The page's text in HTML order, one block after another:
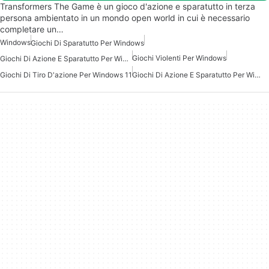
Transformers The Game è un gioco d'azione e sparatutto in terza
persona ambientato in un mondo open world in cui è necessario
completare un…
WindowsGiochi Di Sparatutto Per Windows
Giochi Di Azione E Sparatutto Per Windows Giochi Violenti Per Windows
Giochi Di Tiro D'azione Per Windows 11
Giochi Di Azione E Sparatutto Per Windows 7